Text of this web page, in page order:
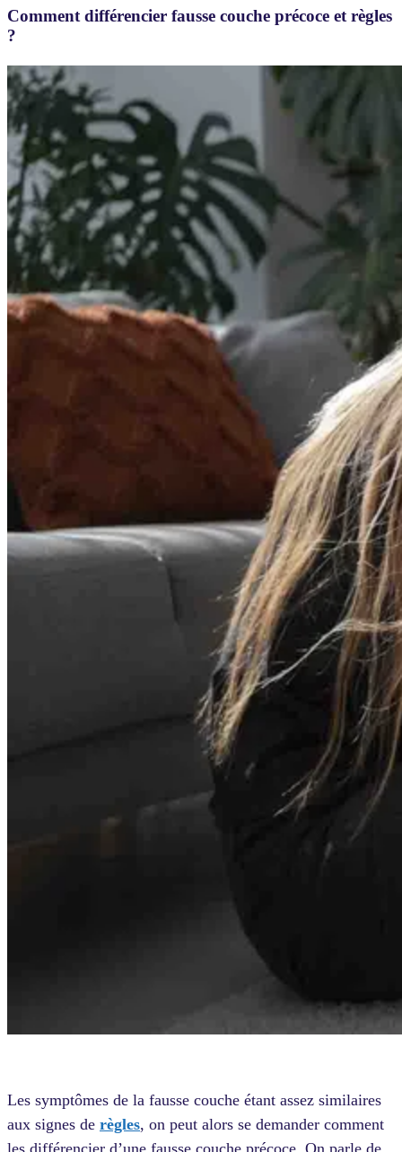
Comment différencier fausse couche précoce et règles
?
Les symptômes de la fausse couche étant assez similaires
aux signes de règles, on peut alors se demander comment
les différencier d’une fausse couche précoce. On parle de